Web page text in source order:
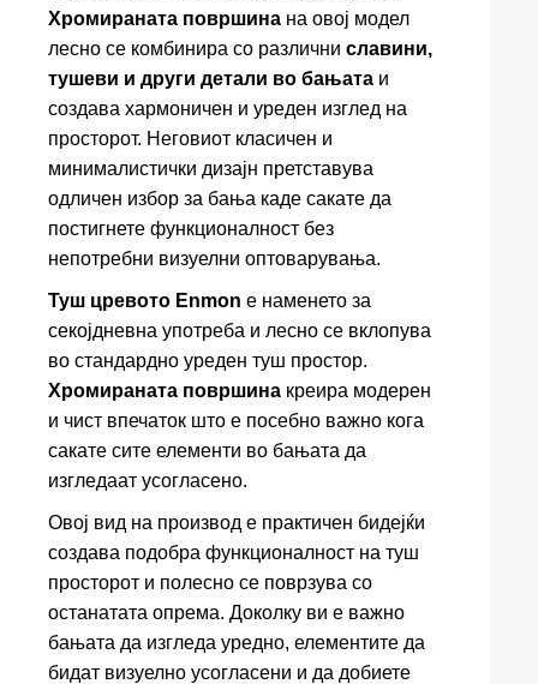
Хромираната површина на овој модел
лесно се комбинира со различни славини,
тушеви и други детали во бањата и
создава хармоничен и уреден изглед на
просторот. Неговиот класичен и
минималистички дизајн претставува
одличен избор за бања каде сакате да
постигнете функционалност без
непотребни визуелни оптоварувања.
Туш цревото Enmon е наменето за
секојдневна употреба и лесно се вклопува
во стандардно уреден туш простор.
Хромираната површина креира модерен
и чист впечаток што е посебно важно кога
сакате сите елементи во бањата да
изгледаат усогласено.
Овој вид на производ е практичен бидејќи
создава подобра функционалност на туш
просторот и полесно се поврзува со
останатата опрема. Доколку ви е важно
бањата да изгледа уредно, елементите да
бидат визуелно усогласени и да добиете